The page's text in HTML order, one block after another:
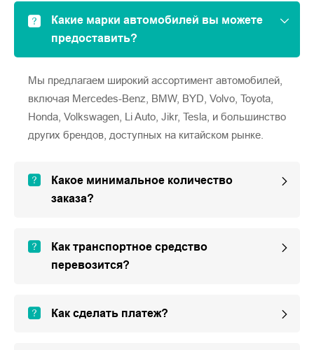
Какие марки автомобилей вы можете
предоставить?
Мы предлагаем широкий ассортимент автомобилей,
включая Mercedes-Benz, BMW, BYD, Volvo, Toyota,
Honda, Volkswagen, Li Auto, Jikr, Tesla, и большинство
других брендов, доступных на китайском рынке.
Какое минимальное количество
заказа?
Как транспортное средство
перевозится?
Как сделать платеж?